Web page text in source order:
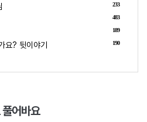
233
483
189
190
요? 뒷이야기
어바요